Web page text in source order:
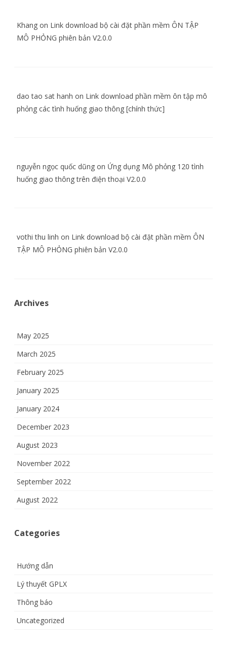
Khang on Link download bộ cài đặt phần mềm ÔN TẬP
MÔ PHỎNG phiên bản V2.0.0
dao tao sat hanh on Link download phần mềm ôn tập mô
phỏng các tình huống giao thông [chính thức]
nguyễn ngọc quốc dũng on Ứng dụng Mô phỏng 120 tình
huống giao thông trên điện thoại V2.0.0
vothi thu linh on Link download bộ cài đặt phần mềm ÔN
TẬP MÔ PHỎNG phiên bản V2.0.0
Archives
May 2025
March 2025
February 2025
January 2025
January 2024
December 2023
August 2023
November 2022
September 2022
August 2022
Categories
Hướng dẫn
Lý thuyết GPLX
Thông báo
Uncategorized